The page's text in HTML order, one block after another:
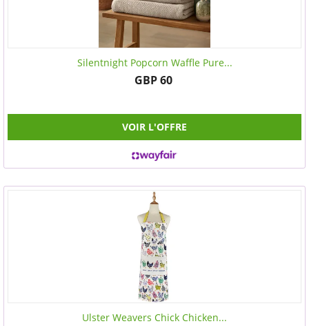
Silentnight Popcorn Waffle Pure...
GBP 60
VOIR L'OFFRE
Ulster Weavers Chick Chicken...